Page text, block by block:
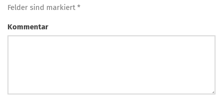
Felder sind markiert *
Kommentar